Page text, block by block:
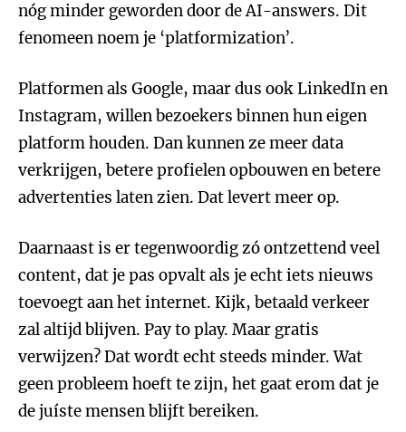
nóg minder geworden door de AI-answers. Dit
fenomeen noem je ‘platformization’.
Platformen als Google, maar dus ook LinkedIn en
Instagram, willen bezoekers binnen hun eigen
platform houden. Dan kunnen ze meer data
verkrijgen, betere profielen opbouwen en betere
advertenties laten zien. Dat levert meer op.
Daarnaast is er tegenwoordig zó ontzettend veel
content, dat je pas opvalt als je echt iets nieuws
toevoegt aan het internet. Kijk, betaald verkeer
zal altijd blijven. Pay to play. Maar gratis
verwijzen? Dat wordt echt steeds minder. Wat
geen probleem hoeft te zijn, het gaat erom dat je
de juíste mensen blijft bereiken.